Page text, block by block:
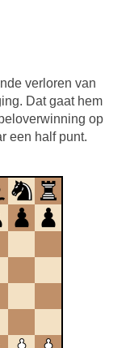
verloren van
Dat gaat hem
op
een half punt.